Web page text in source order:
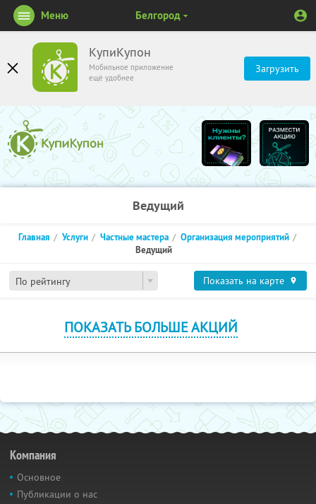
КупиКупон
Мобильное приложение
ещё удобнее
Загрузить
Меню Белгород
Ведущий
По рейтингу
Главная Услуги Частные мастера
Организация мероприятий
Ведущий
Показать на карте
ПОКАЗАТЬ БОЛЬШЕ АКЦИЙ
Компания
Основное
Публикации о нас